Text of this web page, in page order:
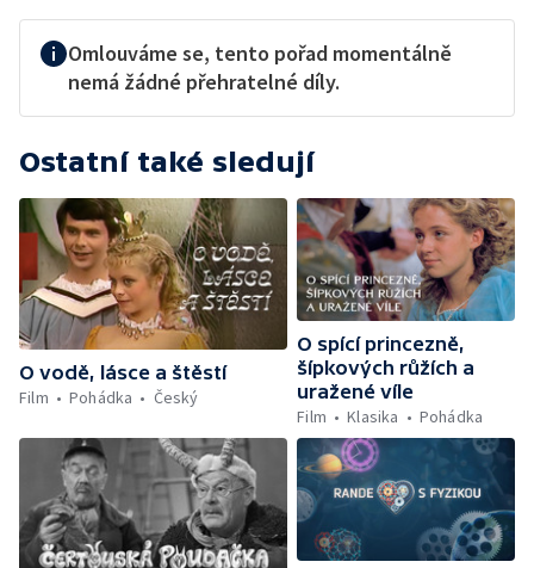
Omlouváme se, tento pořad momentálně
nemá žádné přehratelné díly.
Ostatní také sledují
O vodě, lásce a štěstí
Film
Pohádka Český
O spící princezně,
šípkových růžích a
uražené víle
Film
Klasika Pohádka